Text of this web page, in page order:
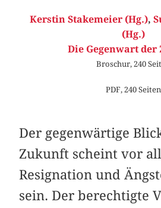
Kerstin Stakemeier (Hg.),
(Hg.)
Die Gegenwart
Broschur, 240
PDF, 240 Seiten
Der gegenwärtige
Zukunft scheint vor
Resignation und
sein. Der berechtigte